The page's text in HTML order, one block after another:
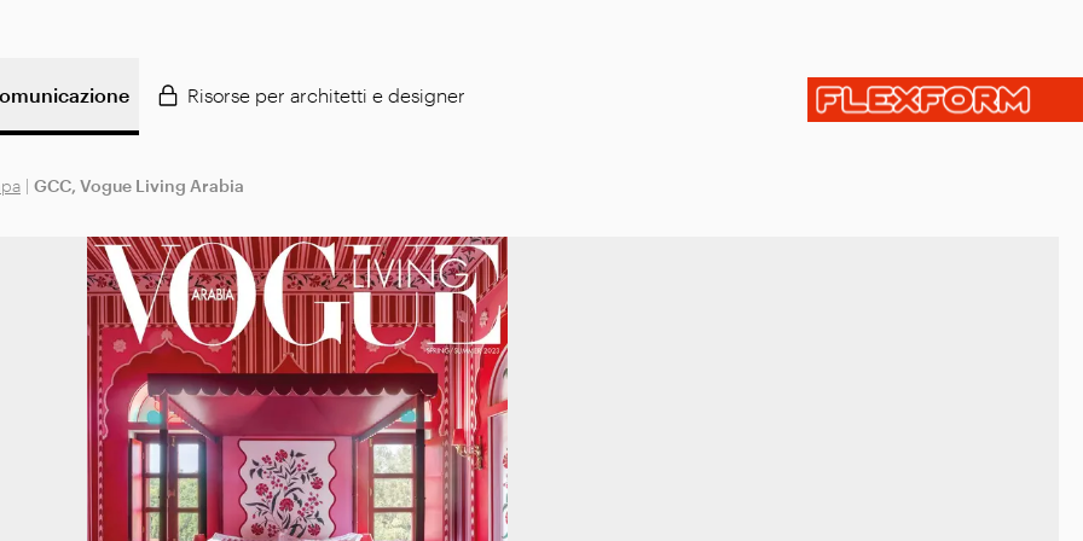
Risorse per architetti e designer
| GCC, Vogue Living Arabia